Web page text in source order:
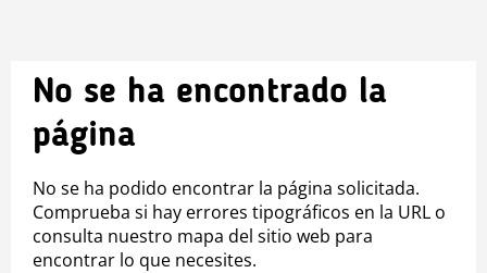
No se ha encontrado la
página
No se ha podido encontrar la página solicitada.
Comprueba si hay errores tipográficos en la URL o
consulta nuestro mapa del sitio web para
encontrar lo que necesites.